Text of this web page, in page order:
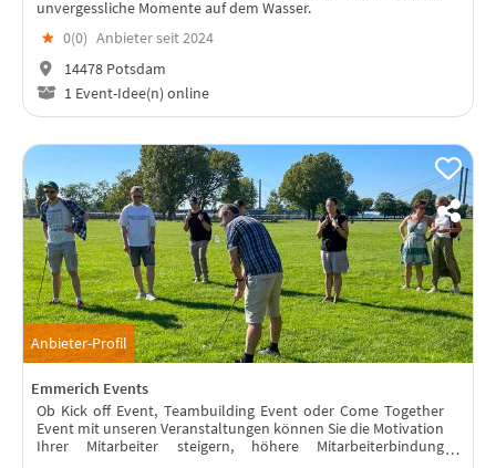
unvergessliche Momente auf dem Wasser.
★ 0(0) Anbieter seit 2024
14478 Potsdam
1 Event-Idee(n) online
Anbieter-Profil
Emmerich Events
Ob Kick off Event, Teambuilding Event oder Come Together
Event mit unseren Veranstaltungen können Sie die Motivation
Ihrer Mitarbeiter steigern, höhere Mitarbeiterbindung